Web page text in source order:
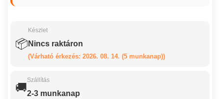
📦
Készlet
Nincs raktáron
(Várható érkezés: 2026. 08. 14. (5 munkanap))
🚚
Szállítás
2-3 munkanap